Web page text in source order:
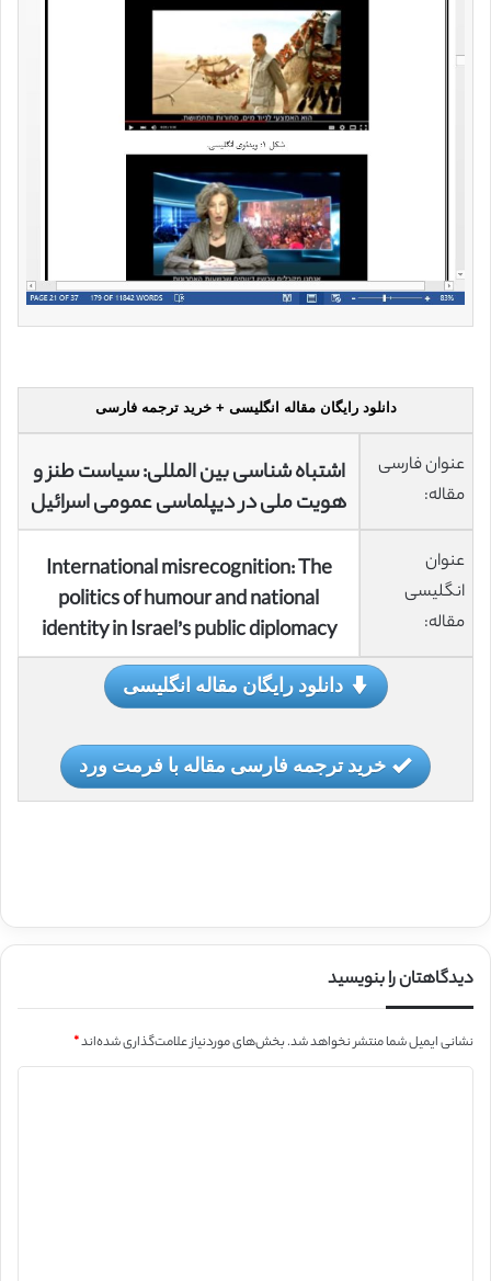
دانلود رایگان مقاله انگلیسی + خرید ترجمه فارسی
عنوان فارسی
مقاله:
اشتباه شناسی بین المللی: سیاست طنز و
هویت ملی در دیپلماسی عمومی اسرائیل
عنوان
انگلیسی
مقاله:
International misrecognition: The
politics of humour and national
identity in Israel’s public diplomacy
دانلود رایگان مقاله انگلیسی
خرید ترجمه فارسی مقاله با فرمت ورد
دیدگاهتان را بنویسید
نشانی ایمیل شما منتشر نخواهد شد.بخش‌های موردنیاز علامت‌گذاری شده‌اند*